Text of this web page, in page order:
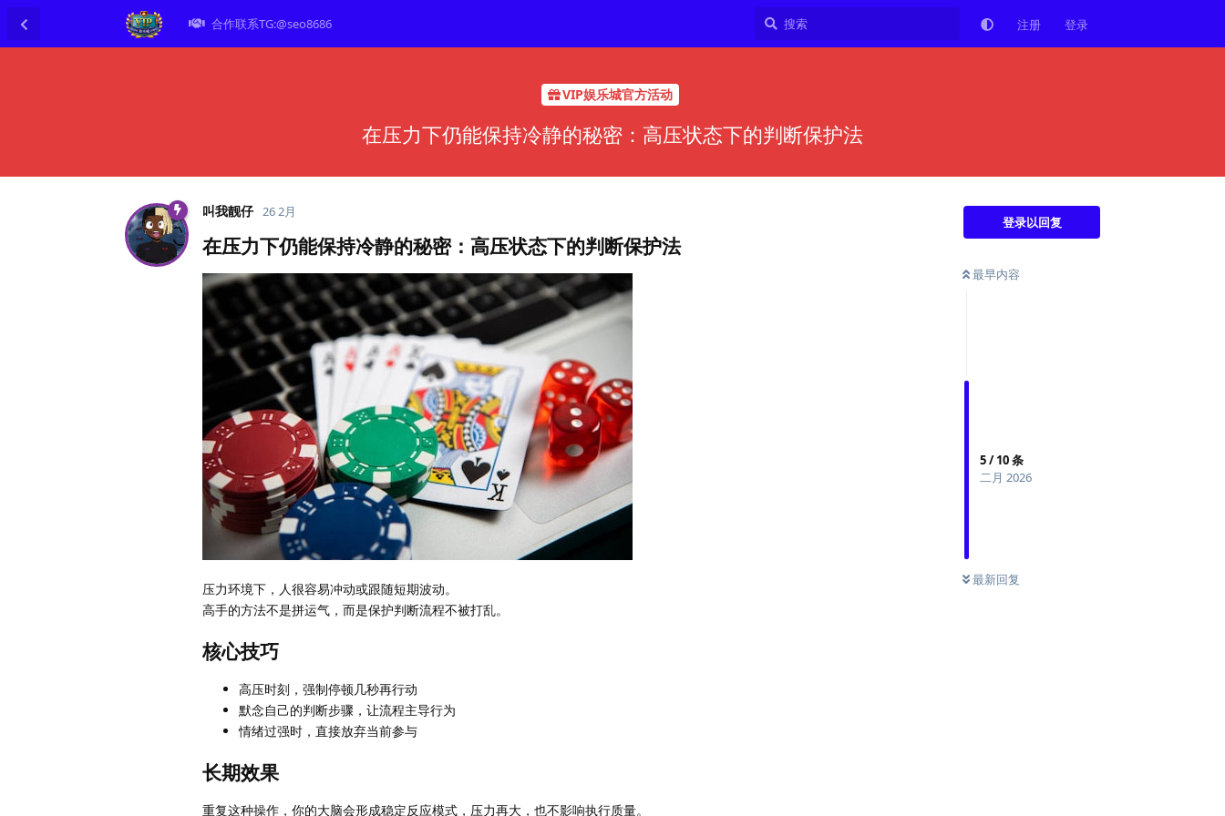
合作联系TG:@seo8686 注册 登录
VIP娱乐城官方活动
在压力下仍能保持冷静的秘密：高压状态下的判断保护法
登录以回复
最早内容
5/10条
二月 2026
最新回复
叫我靓仔 26 2月
在压力下仍能保持冷静的秘密：高压状态下的判断保护法
压力环境下，人很容易冲动或跟随短期波动。
高手的方法不是拼运气，而是保护判断流程不被打乱。
核心技巧
高压时刻，强制停顿几秒再行动
默念自己的判断步骤，让流程主导行为
情绪过强时，直接放弃当前参与
长期效果
重复这种操作，你的大脑会形成稳定反应模式，压力再大，也不影响执行质量。